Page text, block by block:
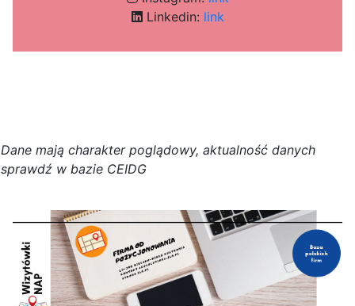
Linkedin: link
Dane mają charakter poglądowy, aktualność danych
sprawdź w bazie CEIDG